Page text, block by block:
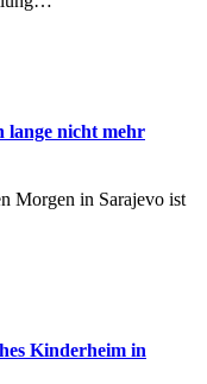
lange nicht mehr
Morgen in Sarajevo ist
Kinderheim in